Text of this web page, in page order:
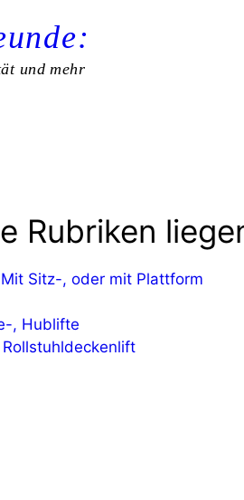
und mehr
Rubriken
Sitz-, oder mit Plattform
, Hublifte